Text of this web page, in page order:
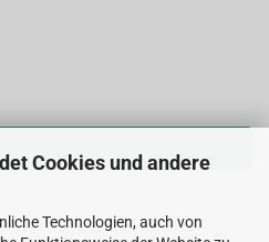
Cookies und andere
Technologien, auch von